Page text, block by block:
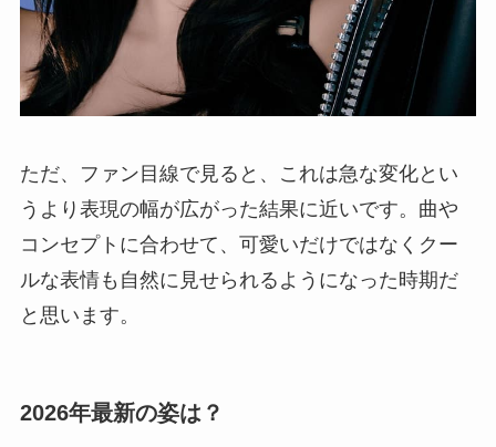
ただ、ファン目線で見ると、これは急な変化とい
うより表現の幅が広がった結果に近いです。曲や
コンセプトに合わせて、可愛いだけではなくクー
ルな表情も自然に見せられるようになった時期だ
と思います。
2026年最新の姿は？